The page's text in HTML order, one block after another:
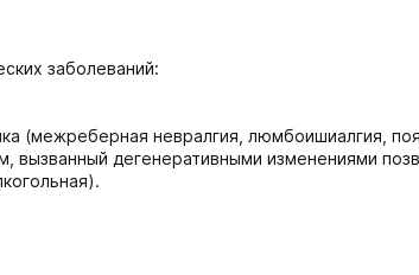
заболеваний:
(межреберная невралгия, люмбоишиалгия,
дегенеративными изменениями